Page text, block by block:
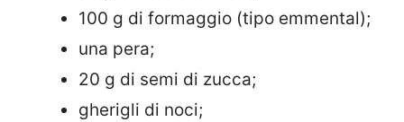
100 g di formaggio (tipo emmental);
una pera;
20 g di semi di zucca;
gherigli di noci;